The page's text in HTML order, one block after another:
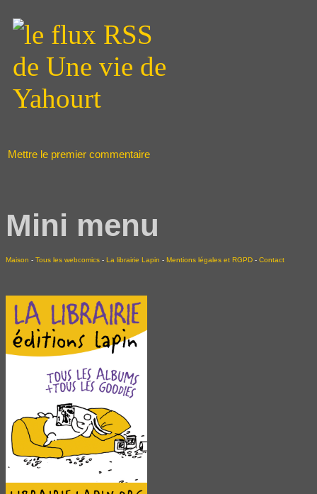
Mettre le premier commentaire
Mini menu
Maison - Tous les webcomics - La librairie Lapin - Mentions légales et RGPD - Contact